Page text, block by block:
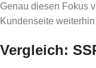
Genau diesen Fokus
Kundenseite
Vergleich: